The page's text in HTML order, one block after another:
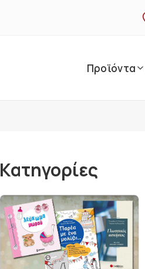
Προϊόντα
Κατηγορίες